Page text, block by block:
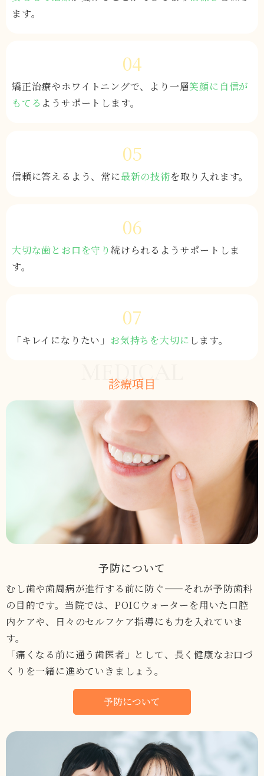
ます。
04
矯正治療やホワイトニングで、より一層笑顔に自信が
もてる ようサポートします。
05
信頼に答えるよう、 常に最新の技術を取り入れます。
06
大切な歯とお口を守り 続けられるよう サポートしま
す。
07
「キレイになりたい」 お気持ちを大切に します。
MEDICAL
診療項目
予防について
むし歯や歯周病が進行する前に防ぐ——それが予防歯科
の目的です。当院では、POICウォーターを用いた口腔
内ケアや、日々のセルフケア指導にも力を入れていま
す。
「痛くなる前に通う歯医者」として、長く健康なお口づ
くりを一緒に進めていきましょう。
予防について